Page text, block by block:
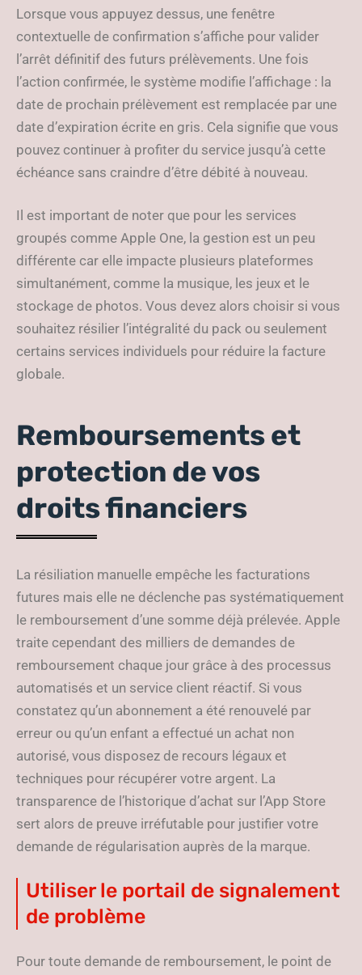
Lorsque vous appuyez dessus, une fenêtre
contextuelle de confirmation s’affiche pour valider
l’arrêt définitif des futurs prélèvements. Une fois
l’action confirmée, le système modifie l’affichage : la
date de prochain prélèvement est remplacée par une
date d’expiration écrite en gris. Cela signifie que vous
pouvez continuer à profiter du service jusqu’à cette
échéance sans craindre d’être débité à nouveau.
Il est important de noter que pour les services
groupés comme Apple One, la gestion est un peu
différente car elle impacte plusieurs plateformes
simultanément, comme la musique, les jeux et le
stockage de photos. Vous devez alors choisir si vous
souhaitez résilier l’intégralité du pack ou seulement
certains services individuels pour réduire la facture
globale.
Remboursements et
protection de vos
droits financiers
La résiliation manuelle empêche les facturations
futures mais elle ne déclenche pas systématiquement
le remboursement d’une somme déjà prélevée. Apple
traite cependant des milliers de demandes de
remboursement chaque jour grâce à des processus
automatisés et un service client réactif. Si vous
constatez qu’un abonnement a été renouvelé par
erreur ou qu’un enfant a effectué un achat non
autorisé, vous disposez de recours légaux et
techniques pour récupérer votre argent. La
transparence de l’historique d’achat sur l’App Store
sert alors de preuve irréfutable pour justifier votre
demande de régularisation auprès de la marque.
Utiliser le portail de signalement
de problème
Pour toute demande de remboursement, le point de